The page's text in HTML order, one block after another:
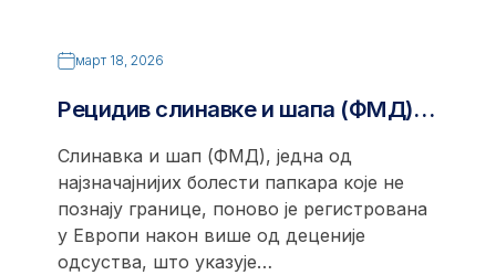
март 18, 2026
Рецидив слинавке и шапа (ФМД)…
Слинавка и шап (ФМД), једна од
најзначајнијих болести папкара које не
познају границе, поново је регистрована
у Европи након више од деценије
одсуства, што указује…